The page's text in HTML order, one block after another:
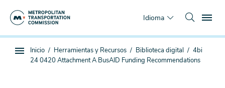
Idioma
Navegación
Estás
aquí
Inicio Herramientas y Recursos Biblioteca digital
4bi
24 0420 Attachment A BusAID Funding Recommendations